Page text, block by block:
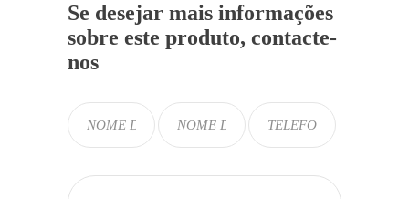
Se desejar mais informações
sobre este produto, contacte-
nos